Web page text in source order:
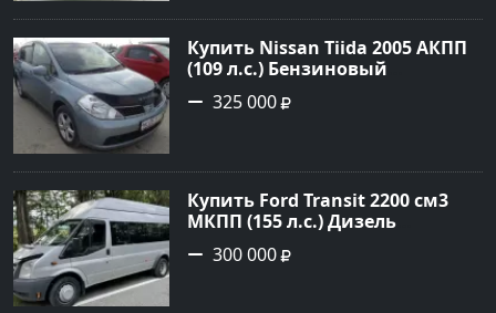
Авторынок23
Купить Nissan Tiida 2005 АКПП
(109 л.с.) Бензиновый
Новороссийск цвет голубой
металик Хетчбэк 2005 года по
Авторынок23
325 000
Купить Ford Transit 2200 см3
МКПП (155 л.с.) Дизель
турбонаддув в Тбилисская :
цвет Серебряный Фургон 2014
300 000